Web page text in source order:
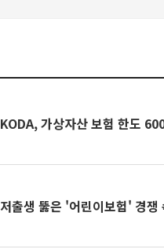
KODA, 가상자산 보험 한도
저출생 뚫은 '어린이보험' 경